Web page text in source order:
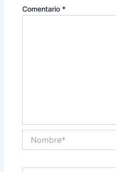
Comentario *